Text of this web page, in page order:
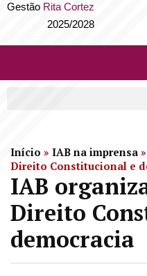
Gestão Rita Cortez
2025/2028
Início » IAB na imprensa »
Direito Constitucional e
IAB
Direito
democracia